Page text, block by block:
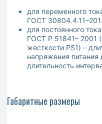
для переменного
ГОСТ
для постоянного
ГОСТ Р 51841– 2001
жесткости PS1) –
напряжения питания
длительность
Габаритные размеры